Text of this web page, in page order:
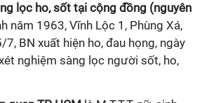
lọc ho, sốt tại cộng đồng (nguyên
năm 1963, Vĩnh Lộc 1, Phùng Xá,
7, BN xuất hiện ho, đau họng, ngày
nghiệm sàng lọc người sốt, ho,